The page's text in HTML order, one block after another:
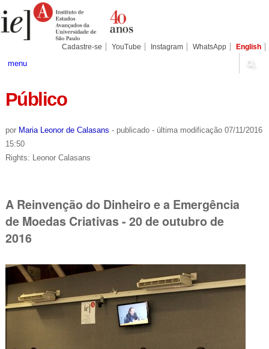
para
conteúdo.
Pessoais
Cadastre-se YouTube Instagram WhatsApp English
menu
Público
por Maria Leonor de Calasans - publicado - última modificação07/11/2016
15:50
Rights: Leonor Calasans
A Reinvenção do Dinheiro e a Emergência
de Moedas Criativas - 20 de outubro de
2016